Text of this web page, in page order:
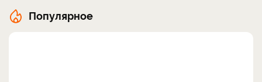
Популярное